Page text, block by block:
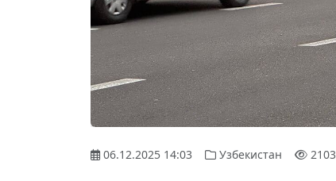
06.12.2025 14:03 Узбекистан 2103